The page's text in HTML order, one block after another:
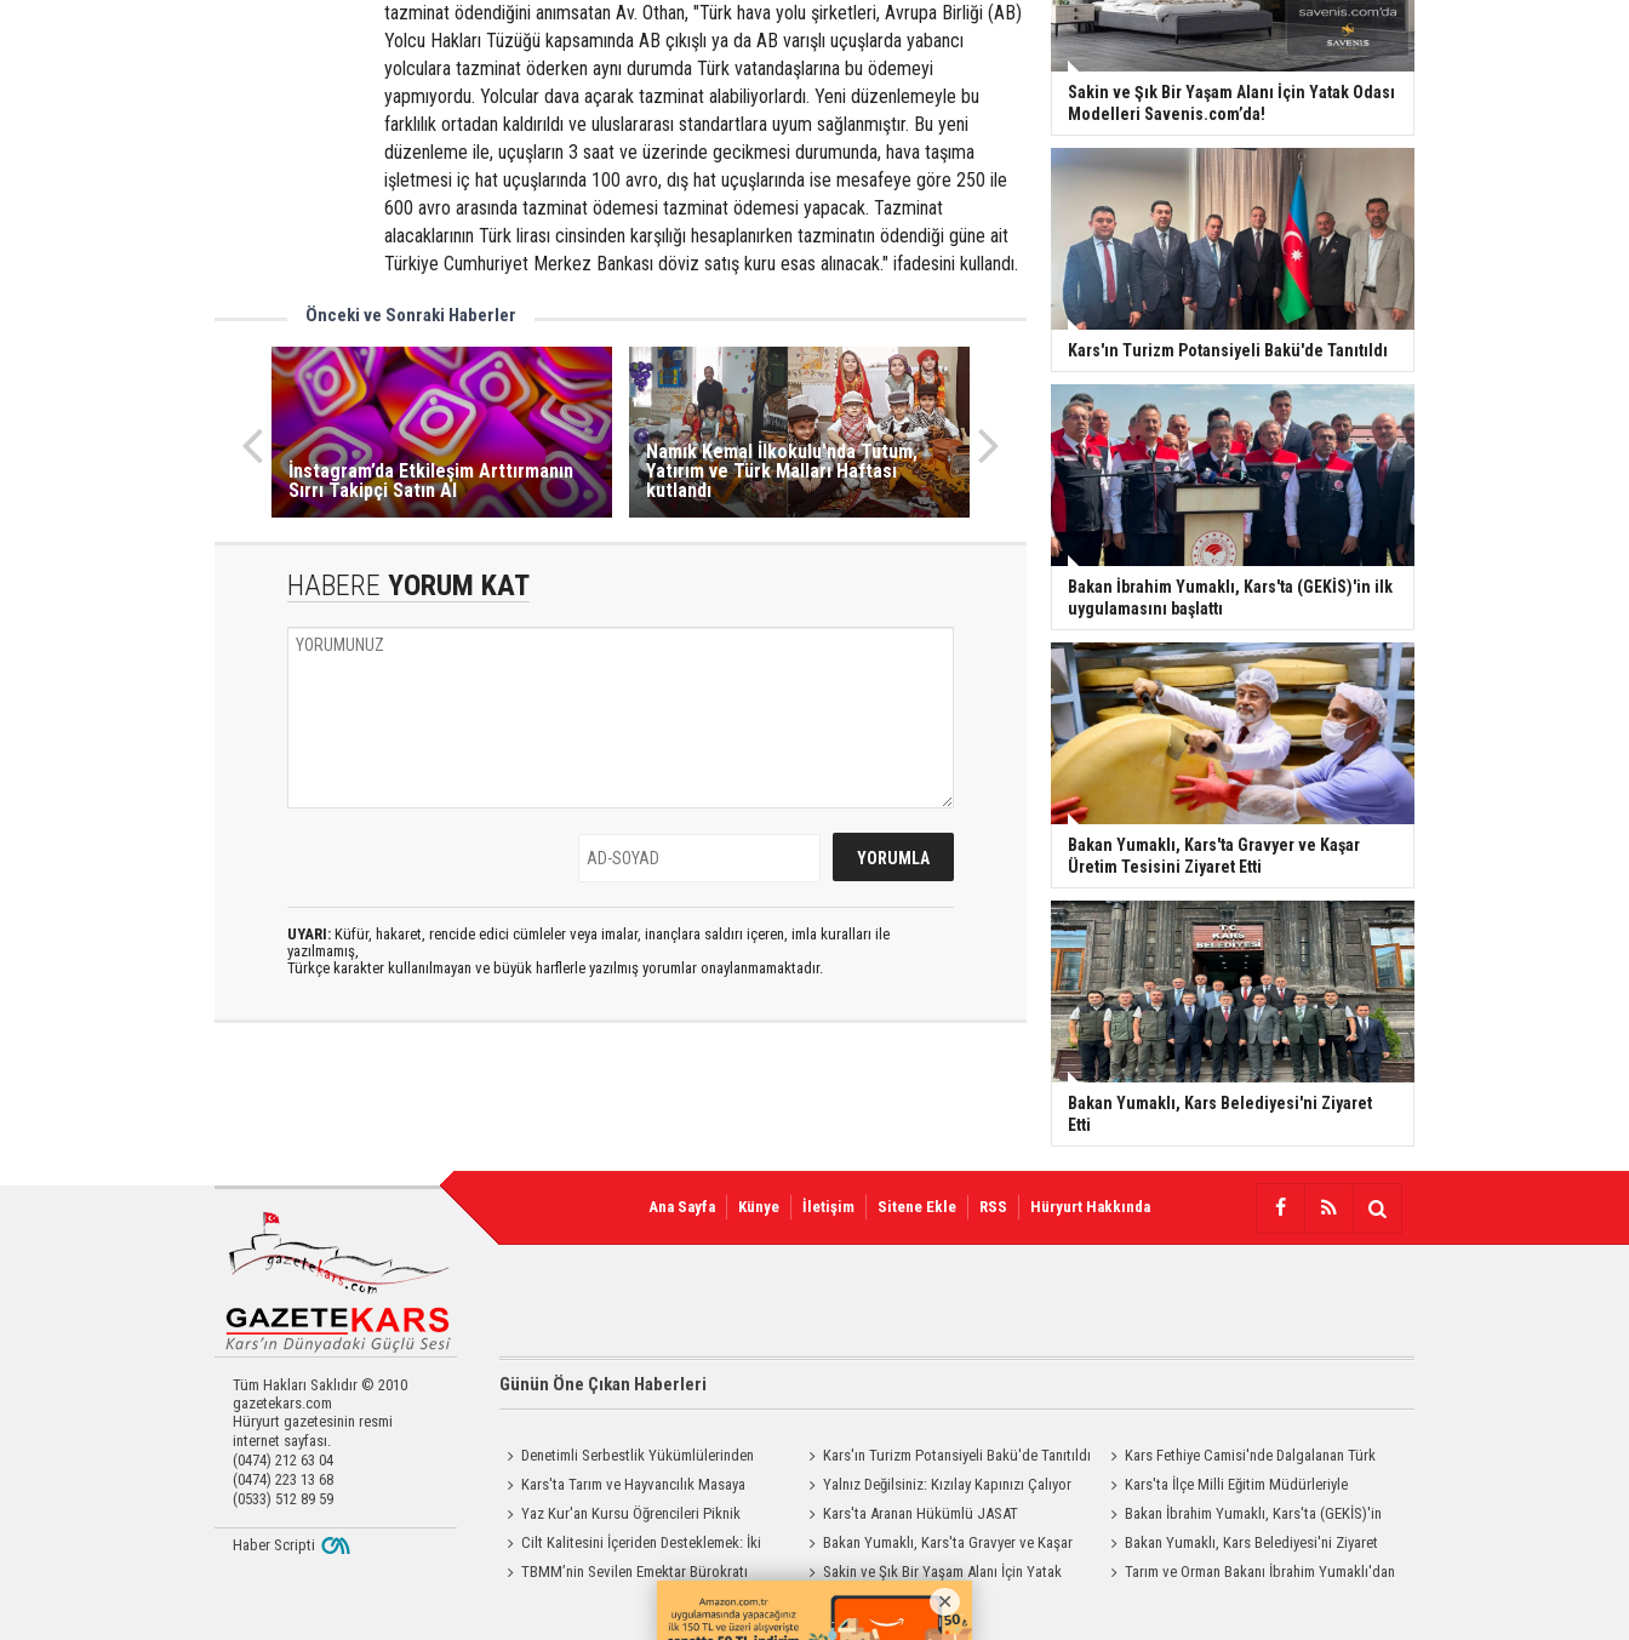
tazminat ödendiğini anımsatan Av. Othan, "Türk hava yolu şirketleri, Avrupa Birliği (AB)
Yolcu Hakları Tüzüğü kapsamında AB çıkışlı ya da AB varışlı uçuşlarda yabancı
yolculara tazminat öderken aynı durumda Türk vatandaşlarına bu ödemeyi
yapmıyordu. Yolcular dava açarak tazminat alabiliyorlardı. Yeni düzenlemeyle bu
farklılık ortadan kaldırıldı ve uluslararası standartlara uyum sağlanmıştır. Bu yeni
düzenleme ile, uçuşların 3 saat ve üzerinde gecikmesi durumunda, hava taşıma
işletmesi iç hat uçuşlarında 100 avro, dış hat uçuşlarında ise mesafeye göre 250 ile
600 avro arasında tazminat ödemesi tazminat ödemesi yapacak. Tazminat
alacaklarının Türk lirası cinsinden karşılığı hesaplanırken tazminatın ödendiği güne ait
Türkiye Cumhuriyet Merkez Bankası döviz satış kuru esas alınacak." ifadesini kullandı.
Önceki ve Sonraki Haberler
İnstagram’da Etkileşim Arttırmanın
Sırrı Takipçi Satın Al
Namık Kemal İlkokulu'nda Tutum,
Yatırım ve Türk Malları Haftası
kutlandı
HABERE YORUM KAT
UYARI: Küfür, hakaret, rencide edici cümleler veya imalar, inançlara saldırı içeren, imla kuralları ile
yazılmamış,
Türkçe karakter kullanılmayan ve büyük harflerle yazılmış yorumlar onaylanmamaktadır.
Sakin ve Şık Bir Yaşam Alanı İçin Yatak Odası
Modelleri Savenis.com’da!
Kars'ın Turizm Potansiyeli Bakü'de Tanıtıldı
Bakan İbrahim Yumaklı, Kars'ta (GEKİS)'in ilk
uygulamasını başlattı
Bakan Yumaklı, Kars'ta Gravyer ve Kaşar
Üretim Tesisini Ziyaret Etti
Bakan Yumaklı, Kars Belediyesi'ni Ziyaret
Etti
Ana Sayfa Künye İletişim Sitene Ekle RSS Hüryurt Hakkında
Tüm Hakları Saklıdır © 2010
gazetekars.com
Hüryurt gazetesinin resmi
internet sayfası.
(0474) 212 63 04
(0474) 223 13 68
(0533) 512 89 59
Günün Öne Çıkan Haberleri
Denetimli Serbestlik Yükümlülerinden
Okula Temizlik Desteği
Kars'ın Turizm Potansiyeli Bakü'de Tanıtıldı
Kars Fethiye Camisi'nde Dalgalanan Türk
Bayrağı Görenlerin Beğenisini Topladı
Kars'ta Tarım ve Hayvancılık Masaya
Yatırıldı
Yalnız Değilsiniz: Kızılay Kapınızı Çalıyor
Kars'ta İlçe Milli Eğitim Müdürleriyle
Değerlendirme Toplantısı
Yaz Kur'an Kursu Öğrencileri Piknik
Coşkusu Yaşadı
Kars'ta Aranan Hükümlü JASAT
Operasyonuyla Yakalandı
Bakan İbrahim Yumaklı, Kars'ta (GEKİS)'in
ilk uygulamasını başlattı
Cilt Kalitesini İçeriden Desteklemek: İki
Enjeksiyon Uygulamasının Karşılaştırması
Bakan Yumaklı, Kars'ta Gravyer ve Kaşar
Üretim Tesisini Ziyaret Etti
Bakan Yumaklı, Kars Belediyesi'ni Ziyaret
Etti
TBMM’nin Sevilen Emektar Bürokratı
Sakin ve Şık Bir Yaşam Alanı İçin Yatak
Odası Modelleri Savenis.com’da!
Tarım ve Orman Bakanı İbrahim Yumaklı'dan
Haber Scripti